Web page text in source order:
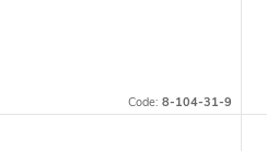
Code:8-104-31-9